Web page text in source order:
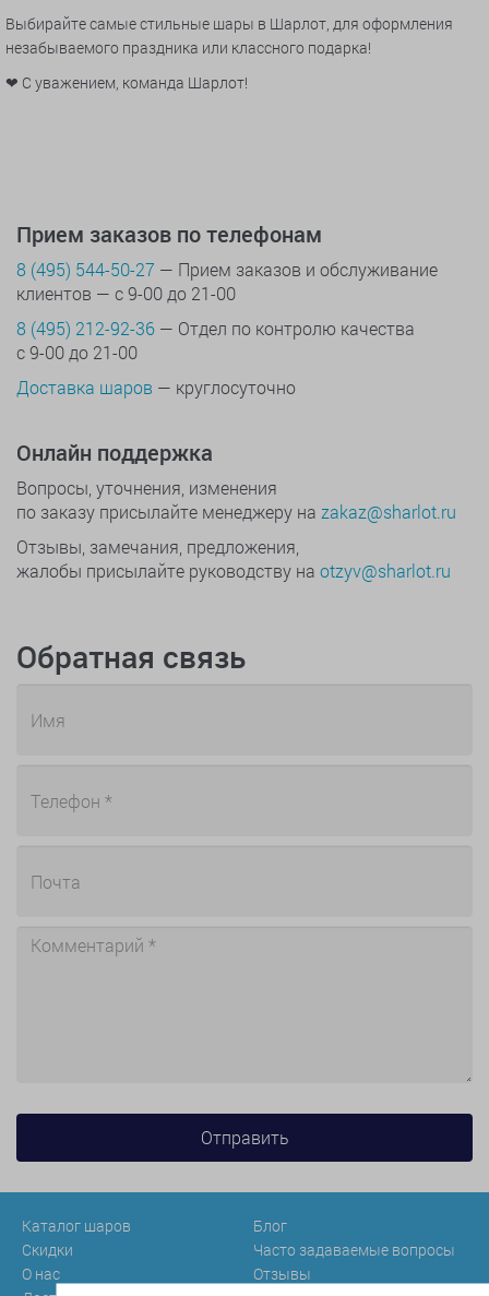
Выбирайте самые стильные шары в Шарлот, для оформления
незабываемого праздника или классного подарка!
❤ С уважением, команда Шарлот!
Прием заказов по телефонам
8 (495) 544-50-27 — Прием заказов и обслуживание
клиентов — с 9-00 до 21-00
8 (495) 212-92-36 — Отдел по контролю качества
с 9-00 до 21-00
Доставка шаров — круглосуточно
Онлайн поддержка
Вопросы, уточнения, изменения
по заказу присылайте менеджеру на zakaz@sharlot.ru
Отзывы, замечания, предложения,
жалобы присылайте руководству на otzyv@sharlot.ru
Обратная связь
Каталог шаров
Скидки
О нас
Блог
Часто задаваемые вопросы
Отзывы